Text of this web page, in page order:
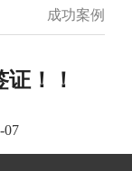
成功案例
！！
07